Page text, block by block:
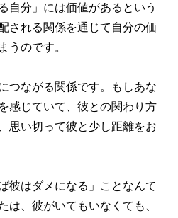
自分」には価値があるという
される関係を通じて自分の価
うのです。
つながる関係です。もしあな
感じていて、彼との関わり方
思い切って彼と少し距離をお
彼はダメになる」ことなんて
は、彼がいてもいなくても、